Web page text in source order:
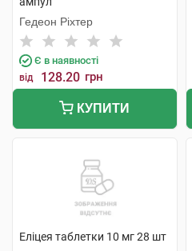
Гедеон Ріхтер
Є в наявності
від 128.20 грн
КУПИТИ
Еліцея таблетки 10 мг 28 шт